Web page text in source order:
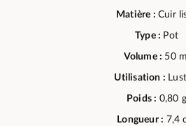
Matière : Cuir
Type : Pot
Volume : 50 ml
Utilisation :
Poids : 0,80 g
Longueur : 7,4